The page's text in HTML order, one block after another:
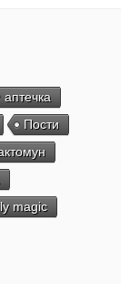
аптечка
Пости
magic